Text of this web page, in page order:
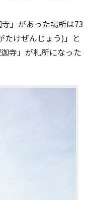
」があった場所は73
たけぜんじょう)」と
寺」が札所になった